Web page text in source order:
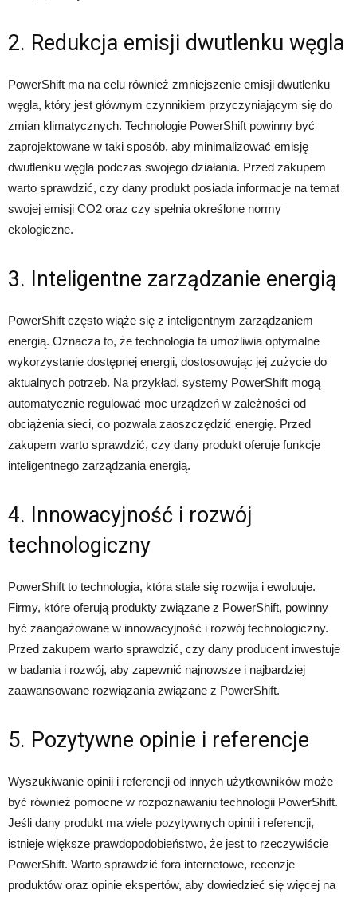
2. Redukcja emisji dwutlenku węgla
PowerShift ma na celu również zmniejszenie emisji dwutlenku
węgla, który jest głównym czynnikiem przyczyniającym się do
zmian klimatycznych. Technologie PowerShift powinny być
zaprojektowane w taki sposób, aby minimalizować emisję
dwutlenku węgla podczas swojego działania. Przed zakupem
warto sprawdzić, czy dany produkt posiada informacje na temat
swojej emisji CO2 oraz czy spełnia określone normy
ekologiczne.
3. Inteligentne zarządzanie energią
PowerShift często wiąże się z inteligentnym zarządzaniem
energią. Oznacza to, że technologia ta umożliwia optymalne
wykorzystanie dostępnej energii, dostosowując jej zużycie do
aktualnych potrzeb. Na przykład, systemy PowerShift mogą
automatycznie regulować moc urządzeń w zależności od
obciążenia sieci, co pozwala zaoszczędzić energię. Przed
zakupem warto sprawdzić, czy dany produkt oferuje funkcje
inteligentnego zarządzania energią.
4. Innowacyjność i rozwój
technologiczny
PowerShift to technologia, która stale się rozwija i ewoluuje.
Firmy, które oferują produkty związane z PowerShift, powinny
być zaangażowane w innowacyjność i rozwój technologiczny.
Przed zakupem warto sprawdzić, czy dany producent inwestuje
w badania i rozwój, aby zapewnić najnowsze i najbardziej
zaawansowane rozwiązania związane z PowerShift.
5. Pozytywne opinie i referencje
Wyszukiwanie opinii i referencji od innych użytkowników może
być również pomocne w rozpoznawaniu technologii PowerShift.
Jeśli dany produkt ma wiele pozytywnych opinii i referencji,
istnieje większe prawdopodobieństwo, że jest to rzeczywiście
PowerShift. Warto sprawdzić fora internetowe, recenzje
produktów oraz opinie ekspertów, aby dowiedzieć się więcej na